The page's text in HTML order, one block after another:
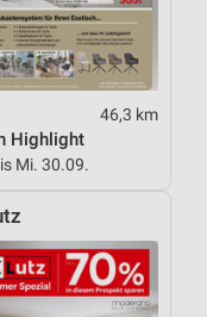
46,3 km
Highlight
Mi. 30.09.